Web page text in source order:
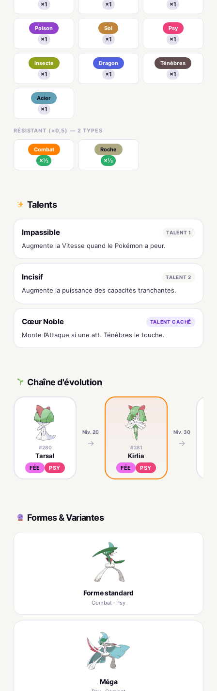
×1 ×1 ×1
Poison
×1
Sol
×1
Psy
×1
Insecte
×1
Dragon
×1
Ténèbres
×1
Acier
×1
RÉSISTANT (×0,5) — 2 TYPES
Combat
×½
Roche
×½
Talents
Impassible TALENT 1
Augmente la Vitesse quand le Pokémon a peur.
Incisif TALENT 2
Augmente la puissance des capacités tranchantes.
Cœur Noble TALENT CACHÉ
Monte l’Attaque si une att. Ténèbres le touche.
Chaîne d'évolution
#280
Tarsal
FÉE PSY
Niv. 20
→ #281
Kirlia
FÉE PSY
Niv. 30
→
Formes & Variantes
Forme standard
Combat · Psy
Méga